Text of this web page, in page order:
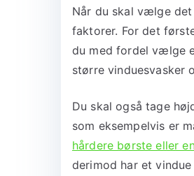
Når du skal vælge
faktorer. For det
du med fordel vælge
større vinduesvasker
Du skal også tage
som eksempelvis er
hårdere børste eller
derimod har et